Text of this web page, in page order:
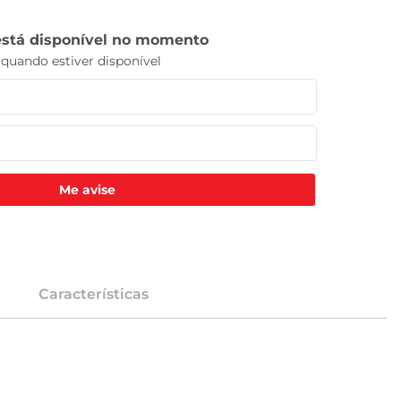
Me avise
Características